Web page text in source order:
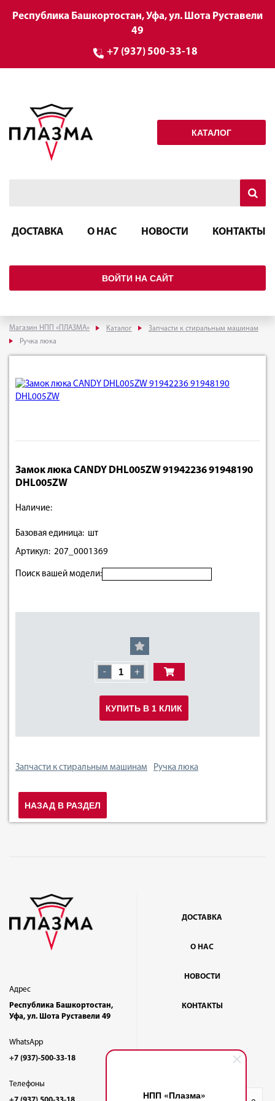
НПП «Плазма»
Республика Башкортостан, Уфа, ул. Шота Руставели
49
+7 (937) 500-33-18
КАТАЛОГ
ДОСТАВКА О НАС НОВОСТИ КОНТАКТЫ
ВОЙТИ НА САЙТ
Магазин НПП «ПЛАЗМА» Каталог
Запчасти к стиральным машинам
Ручка люка
Замок люка CANDY DHL005ZW 91942236 91948190
DHL005ZW
Наличие:
Базовая единица: шт
Артикул: 207_0001369
Поиск вашей модели:
- +
КУПИТЬ В 1 КЛИК
Запчасти к стиральным машинам Ручка люка
НАЗАД В РАЗДЕЛ
Адрес
Республика Башкортостан,
Уфа, ул. Шота Руставели 49
WhatsApp
+7 (937)-500-33-18
Телефоны
ДОСТАВКА
О НАС
НОВОСТИ
КОНТАКТЫ